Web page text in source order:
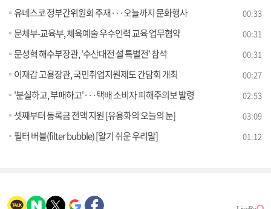
유네스코 정부간위원회 주재···오늘까지 문화행사 00:33
문체부-교육부, 체육예술 우수인력 교육 업무협약 00:31
문성혁 해수부장관, '수산대전 설 특별전' 참석 00:31
이재갑 고용장관, 국민취업지원제도 간담회 개최 00:27
'분실하고, 부패하고'···택배 소비자 피해주의보 발령 02:53
셋째부터 등록금 전액 지원 [유용화의 오늘의 눈] 03:09
필터 버블(filter bubble) [알기 쉬운 우리말] 01:12